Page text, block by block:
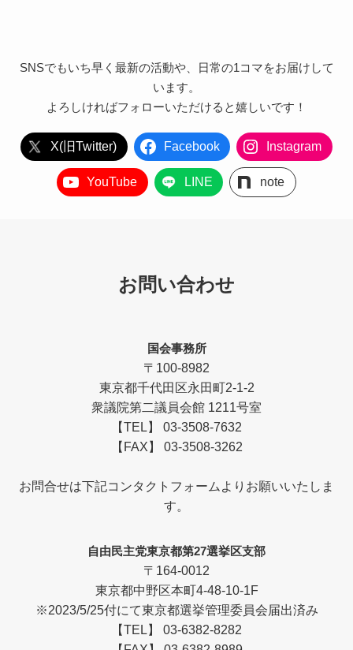
SNSでもいち早く最新の活動や、日常の1コマをお届けして
います。
よろしければフォローいただけると嬉しいです！
X(旧Twitter) Facebook Instagram
YouTube LINE note
お問い合わせ
国会事務所
〒100-8982
東京都千代田区永田町2-1-2
衆議院第二議員会館 1211号室
【TEL】 03-3508-7632
【FAX】 03-3508-3262
お問合せは下記コンタクトフォームよりお願いいたしま
す。
自由民主党東京都第27選挙区支部
〒164-0012
東京都中野区本町4-48-10-1F
※2023/5/25付にて東京都選挙管理委員会届出済み
【TEL】 03-6382-8282